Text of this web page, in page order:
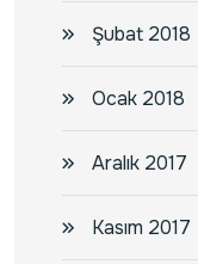
Şubat 2018
Ocak 2018
Aralık 2017
Kasım 2017